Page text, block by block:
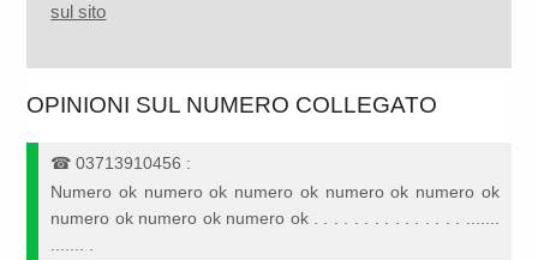
sul sito
OPINIONI SUL NUMERO COLLEGATO
☎03713910456 :
Numero ok numero ok numero ok numero ok numero ok
numero ok numero ok numero ok . . . . . . . . . . . . . . . .......